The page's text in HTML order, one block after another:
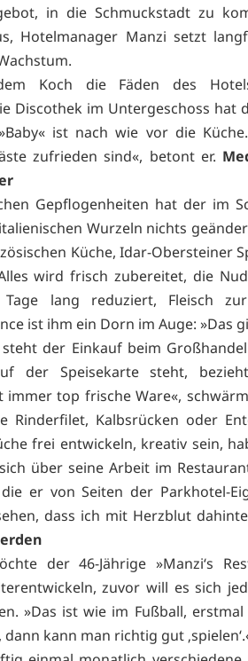
in die Schmuckstadt zu
Hotelmanager Manzi setzt
Koch die Fäden des
Discothek im Untergeschoss hat
ist nach wie vor die
zufrieden sind«, betont er.
Gepflogenheiten hat der im
Wurzeln nichts
Küche, Idar-Obersteiner
wird frisch zubereitet, die
lang reduziert, Fleisch zur
ist ihm ein Dorn im Auge: »Das
der Einkauf beim
der Speisekarte steht,
immer top frische Ware«,
Rinderfilet, Kalbsrücken oder
frei entwickeln, kreativ sein,
über seine Arbeit im
er von Seiten der Parkhotel-
dass ich mit Herzblut
der 46-Jährige »Manzi‘s
zuvor will es sich
»Das ist wie im Fußball,
kann man richtig gut